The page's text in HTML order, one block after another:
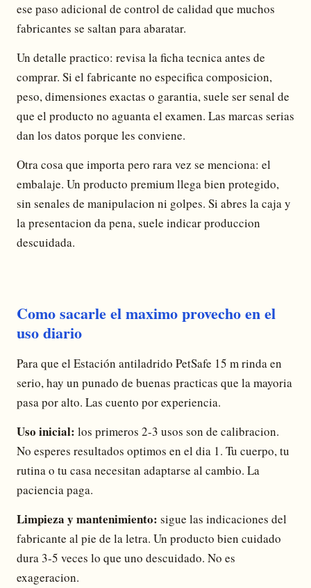
ese paso adicional de control de calidad que muchos
fabricantes se saltan para abaratar.
Un detalle practico: revisa la ficha tecnica antes de
comprar. Si el fabricante no especifica composicion,
peso, dimensiones exactas o garantia, suele ser senal de
que el producto no aguanta el examen. Las marcas serias
dan los datos porque les conviene.
Otra cosa que importa pero rara vez se menciona: el
embalaje. Un producto premium llega bien protegido,
sin senales de manipulacion ni golpes. Si abres la caja y
la presentacion da pena, suele indicar produccion
descuidada.
Como sacarle el maximo provecho en el
uso diario
Para que el Estación antiladrido PetSafe 15 m rinda en
serio, hay un punado de buenas practicas que la mayoria
pasa por alto. Las cuento por experiencia.
Uso inicial: los primeros 2-3 usos son de calibracion.
No esperes resultados optimos en el dia 1. Tu cuerpo, tu
rutina o tu casa necesitan adaptarse al cambio. La
paciencia paga.
Limpieza y mantenimiento: sigue las indicaciones del
fabricante al pie de la letra. Un producto bien cuidado
dura 3-5 veces lo que uno descuidado. No es
exageracion.